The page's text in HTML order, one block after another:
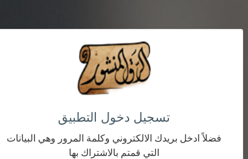
تسجيل دخول التطبيق
فضلاً ادخل بريدك الالكتروني وكلمة المرور وهي البيانات
التي قمتم بالاشتراك بها